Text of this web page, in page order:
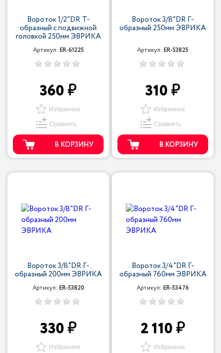
Вороток 1/2"DR Т-
образный с подвижной
головкой 250мм ЭВРИКА
Артикул: ER-61225
360
Избранное
Сравнить
В КОРЗИНУ
Вороток 3/8"DR Г-
образный 250мм ЭВРИКА
Артикул: ER-53825
310
Избранное
Сравнить
В КОРЗИНУ
Вороток 3/8"DR Г-
образный 200мм ЭВРИКА
Артикул: ER-53820
330
Избранное
Вороток 3/4"DR Г-
образный 760мм ЭВРИКА
Артикул: ER-53476
2 110
Избранное